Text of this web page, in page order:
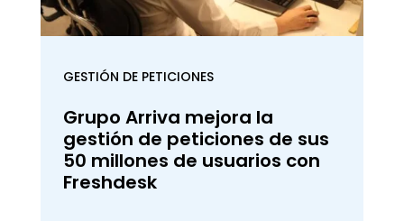
GESTIÓN DE PETICIONES
Grupo Arriva mejora la
gestión de peticiones de sus
50 millones de usuarios con
Freshdesk